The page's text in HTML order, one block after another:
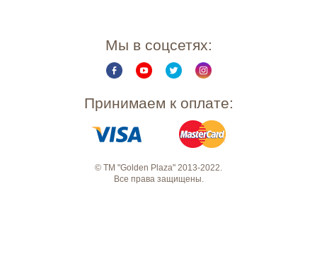
Мы в соцсетях:
Принимаем к оплате:
© ТМ "Golden Plaza" 2013-2022.
Все права защищены.